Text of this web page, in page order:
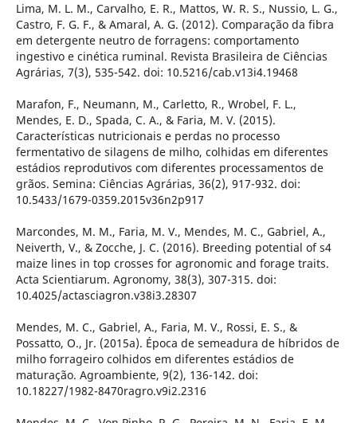
Lima, M. L. M., Carvalho, E. R., Mattos, W. R. S., Nussio, L. G.,
Castro, F. G. F., & Amaral, A. G. (2012). Comparação da fibra
em detergente neutro de forragens: comportamento
ingestivo e cinética ruminal. Revista Brasileira de Ciências
Agrárias, 7(3), 535-542. doi: 10.5216/cab.v13i4.19468
Marafon, F., Neumann, M., Carletto, R., Wrobel, F. L.,
Mendes, E. D., Spada, C. A., & Faria, M. V. (2015).
Características nutricionais e perdas no processo
fermentativo de silagens de milho, colhidas em diferentes
estádios reprodutivos com diferentes processamentos de
grãos. Semina: Ciências Agrárias, 36(2), 917-932. doi:
10.5433/1679-0359.2015v36n2p917
Marcondes, M. M., Faria, M. V., Mendes, M. C., Gabriel, A.,
Neiverth, V., & Zocche, J. C. (2016). Breeding potential of s4
maize lines in top crosses for agronomic and forage traits.
Acta Scientiarum. Agronomy, 38(3), 307-315. doi:
10.4025/actasciagron.v38i3.28307
Mendes, M. C., Gabriel, A., Faria, M. V., Rossi, E. S., &
Possatto, O., Jr. (2015a). Época de semeadura de híbridos de
milho forrageiro colhidos em diferentes estádios de
maturação. Agroambiente, 9(2), 136-142. doi:
10.18227/1982-8470ragro.v9i2.2316